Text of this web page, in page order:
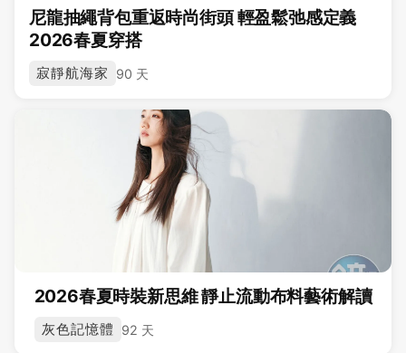
尼龍抽繩背包重返時尚街頭 輕盈鬆弛感定義
2026春夏穿搭
寂靜航海家 90 天
2026春夏時裝新思維 靜止流動布料藝術解讀
灰色記憶體 92 天